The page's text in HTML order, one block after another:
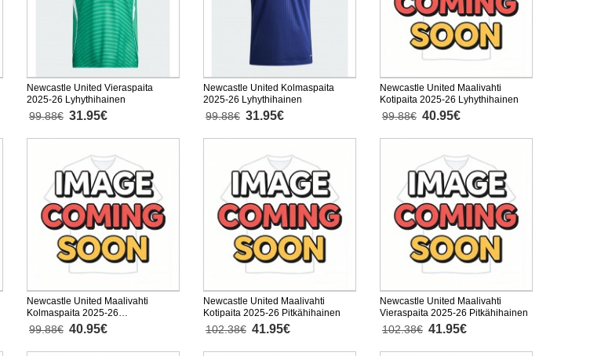
Newcastle United Vieraspaita
2025-26 Lyhythihainen
99.88€ 31.95€
Newcastle United Kolmaspaita
2025-26 Lyhythihainen
99.88€ 31.95€
Newcastle United Maalivahti
Kotipaita 2025-26 Lyhythihainen
99.88€ 40.95€
Newcastle United Maalivahti
Kolmaspaita 2025-26
Lyhythihainen
99.88€ 40.95€
Newcastle United Maalivahti
Kotipaita 2025-26 Pitkähihainen
102.38€ 41.95€
Newcastle United Maalivahti
Vieraspaita 2025-26 Pitkähihainen
102.38€ 41.95€